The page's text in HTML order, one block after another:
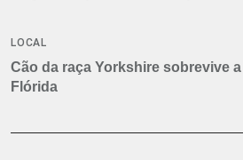
LOCAL
Cão da raça Yorkshire sobrevive
Flórida